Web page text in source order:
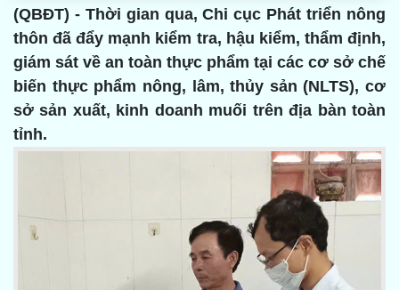
(QBĐT) - Thời gian qua, Chi cục Phát triển nông
thôn đã đẩy mạnh kiểm tra, hậu kiểm, thẩm định,
giám sát về an toàn thực phẩm tại các cơ sở chế
biến thực phẩm nông, lâm, thủy sản (NLTS), cơ
sở sản xuất, kinh doanh muối trên địa bàn toàn
tỉnh.